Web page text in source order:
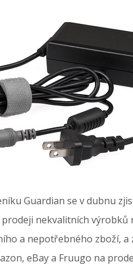
Guardian se v dubnu
nekvalitních výrobků
a nepotřebného zboží,
eBay a Fruugo na